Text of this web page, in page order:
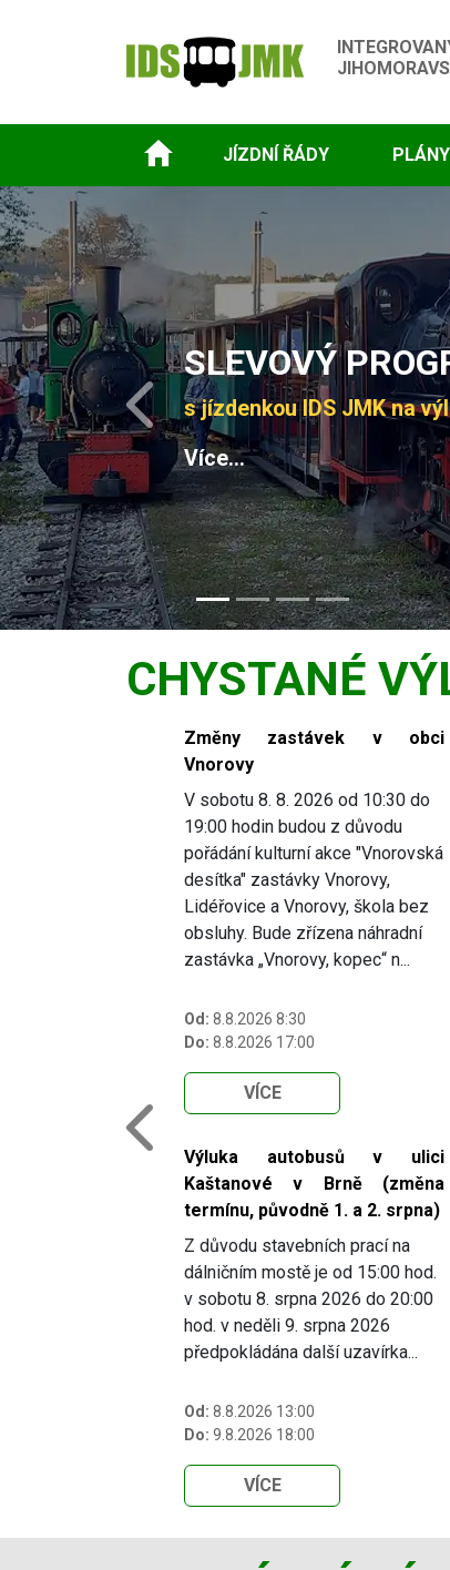
JÍZDNÍ ŘÁDY
SLEVOVÝ
s jízdenkou IDS JMK na
Více...
Previous
CHYSTANÉ
Slide 1 of 5
Změny zastávek v obci
Vnorovy
V sobotu 8. 8. 2026 od 10:30 do
19:00 hodin budou z důvodu
pořádání kulturní akce "Vnorovská
desítka" zastávky Vnorovy,
Lidéřovice a Vnorovy, škola bez
obsluhy. Bude zřízena náhradní
zastávka „Vnorovy, kopec“ n...
Od: 8.8.2026 8:30
Do: 8.8.2026 17:00
VÍCE
Výluka autobusů v ulici
Kaštanové v Brně (změna
termínu, původně 1. a 2. srpna)
Z důvodu stavebních prací na
dálničním mostě je od 15:00 hod.
v sobotu 8. srpna 2026 do 20:00
hod. v neděli 9. srpna 2026
předpokládána další uzavírka...
Od: 8.8.2026 13:00
Do: 9.8.2026 18:00
VÍCE
Previous